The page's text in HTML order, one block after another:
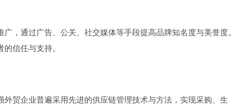
，通过广告、公关、社交媒体等手段提高品牌知名度与美誉度。
信任与支持。
贸企业普遍采用先进的供应链管理技术与方法，实现采购、生